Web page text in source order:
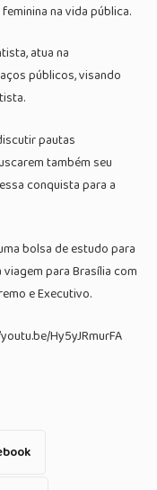
na vida pública.
atua na
públicos, visando
pautas
também seu
conquista para a
bolsa de estudo para
para Brasília com
e Executivo.
Hy5yJRmurFA